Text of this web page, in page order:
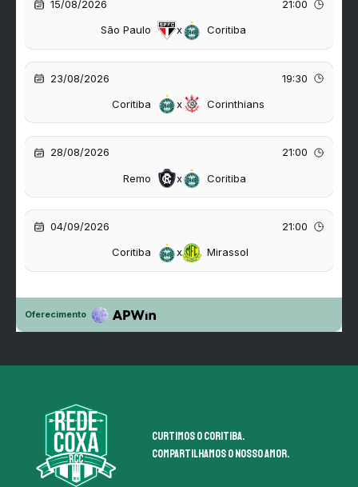
Curtimos o coritiba.
Compartilhamos o nosso amor.